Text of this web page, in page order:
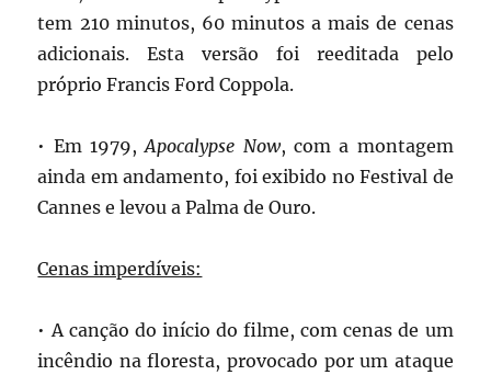
tem 210 minutos, 60 minutos a mais de cenas
adicionais. Esta versão foi reeditada pelo
próprio Francis Ford Coppola.
• Em 1979,Apocalypse Now, com a montagem
ainda em andamento, foi exibido no Festival de
Cannes e levou a Palma de Ouro.
Cenas imperdíveis:
• A canção do início do filme, com cenas de um
incêndio na floresta, provocado por um ataque